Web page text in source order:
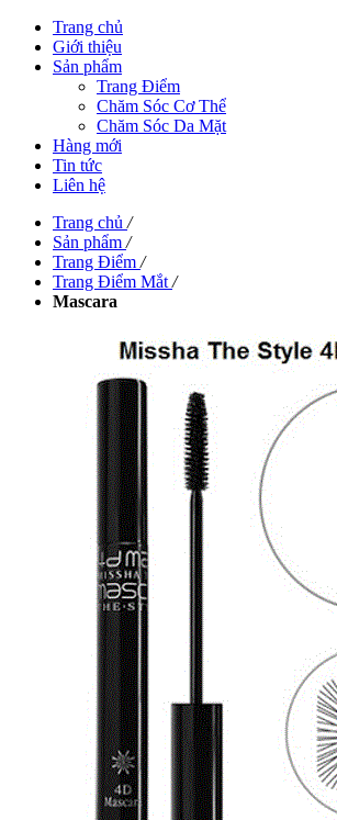
Trang chủ
Giới thiệu
Sản phẩm
Trang Điểm
Chăm Sóc Cơ Thể
Chăm Sóc Da Mặt
Hàng mới
Tin tức
Liên hệ
Trang chủ /
Sản phẩm /
Trang Điểm /
Trang Điểm Mắt /
Mascara